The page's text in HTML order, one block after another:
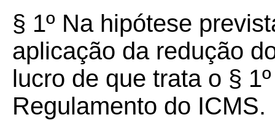
§ 1º Na hipótese
aplicação da redução
lucro de que trata o §
Regulamento do ICMS.